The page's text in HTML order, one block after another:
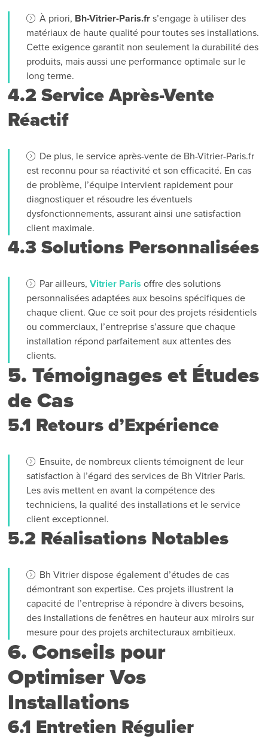
À priori, Bh-Vitrier-Paris.fr s’engage à utiliser des
matériaux de haute qualité pour toutes ses installations.
Cette exigence garantit non seulement la durabilité des
produits, mais aussi une performance optimale sur le
long terme.
4.2 Service Après-Vente
Réactif
De plus, le service après-vente de Bh-Vitrier-Paris.fr
est reconnu pour sa réactivité et son efficacité. En cas
de problème, l’équipe intervient rapidement pour
diagnostiquer et résoudre les éventuels
dysfonctionnements, assurant ainsi une satisfaction
client maximale.
4.3 Solutions Personnalisées
Par ailleurs,Vitrier Paris offre des solutions
personnalisées adaptées aux besoins spécifiques de
chaque client. Que ce soit pour des projets résidentiels
ou commerciaux, l’entreprise s’assure que chaque
installation répond parfaitement aux attentes des
clients.
5. Témoignages et Études
de Cas
5.1 Retours d’Expérience
Ensuite, de nombreux clients témoignent de leur
satisfaction à l’égard des services de Bh Vitrier Paris.
Les avis mettent en avant la compétence des
techniciens, la qualité des installations et le service
client exceptionnel.
5.2 Réalisations Notables
Bh Vitrier dispose également d’études de cas
démontrant son expertise. Ces projets illustrent la
capacité de l’entreprise à répondre à divers besoins,
des installations de fenêtres en hauteur aux miroirs sur
mesure pour des projets architecturaux ambitieux.
6. Conseils pour
Optimiser Vos
Installations
6.1 Entretien Régulier